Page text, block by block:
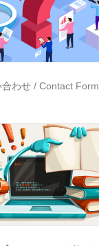
合わせ / Contact Form